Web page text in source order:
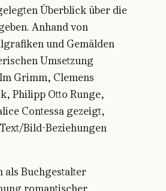
Überblick über die
Anhand von
und Gemälden
Umsetzung
Grimm, Clemens
Philipp Otto Runge,
Contessa gezeigt,
Bild-Beziehungen
als Buchgestalter